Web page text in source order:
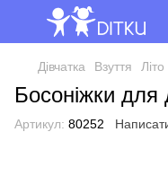
Дівчатка Взуття Літо
Босоніжки для
Артикул: 80252